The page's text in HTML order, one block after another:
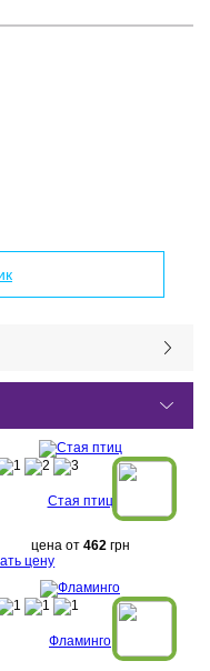
Стая птиц
цена от 462грн
цену
Фламинго